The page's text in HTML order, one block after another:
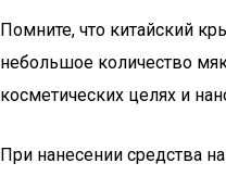
Помните, что китайский
небольшое количество
косметических целях и
При нанесении средства